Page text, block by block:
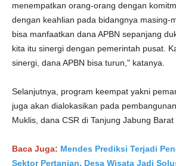
menempatkan orang-orang dengan
dengan keahlian pada bidangnya masing-
bisa manfaatkan dana APBN sepanjang
kita itu sinergi dengan pemerintah pusat.
sinergi, dana APBN bisa turun," katanya.
Selanjutnya, program keempat yakni
juga akan dialokasikan pada
Muklis, dana CSR di Tanjung Jabung Barat
Baca Juga: Mendes Prediksi Terjadi
Sektor Pertanian, Desa Wisata Jadi